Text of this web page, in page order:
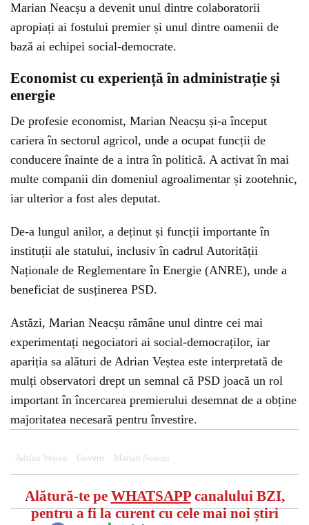
Marian Neacșu a devenit unul dintre colaboratorii
apropiați ai fostului premier și unul dintre oamenii de
bază ai echipei social-democrate.
Economist cu experiență în administrație și
energie
De profesie economist, Marian Neacșu și-a început
cariera în sectorul agricol, unde a ocupat funcții de
conducere înainte de a intra în politică. A activat în mai
multe companii din domeniul agroalimentar și zootehnic,
iar ulterior a fost ales deputat.
De-a lungul anilor, a deținut și funcții importante în
instituții ale statului, inclusiv în cadrul Autorității
Naționale de Reglementare în Energie (ANRE), unde a
beneficiat de susținerea PSD.
Astăzi, Marian Neacșu rămâne unul dintre cei mai
experimentați negociatori ai social-democraților, iar
apariția sa alături de Adrian Veștea este interpretată de
mulți observatori drept un semnal că PSD joacă un rol
important în încercarea premierului desemnat de a obține
majoritatea necesară pentru învestire.
Adrian Veștea Guvern Marian Neacsu
Alătură-te pe WHATSAPPcanalului BZI,
pentru a fi la curent cu cele mai noi știri